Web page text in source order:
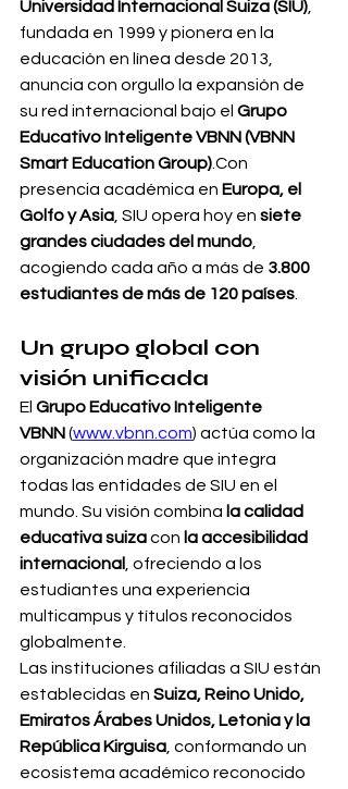
Universidad Internacional Suiza (SIU)
fundada en 1999 y pionera en la
educación en línea desde 2013,
anuncia con orgullo la expansión de
su red internacional bajo el Grupo
Educativo Inteligente VBNN (VBNN
Smart Education Group).Con
presencia académica en Europa, el
Golfo y Asia , SIU opera hoy en siete
grandes ciudades del mundo
acogiendo cada año a más de 3.800
estudiantes de más de 120 países
Un grupo global con
visión unificada
El Grupo Educativo Inteligente
VBNN (www.vbnn.com) actúa como la
organización madre que integra
todas las entidades de SIU en el
mundo. Su visión combina la calidad
educativa suiza con la accesibilidad
internacional
, ofreciendo a los
estudiantes una experiencia
multicampus y títulos reconocidos
globalmente.
Las instituciones afiliadas a SIU están
establecidas en Suiza, Reino Unido,
Emiratos Árabes Unidos, Letonia y la
República Kirguisa , conformando un
ecosistema académico reconocido